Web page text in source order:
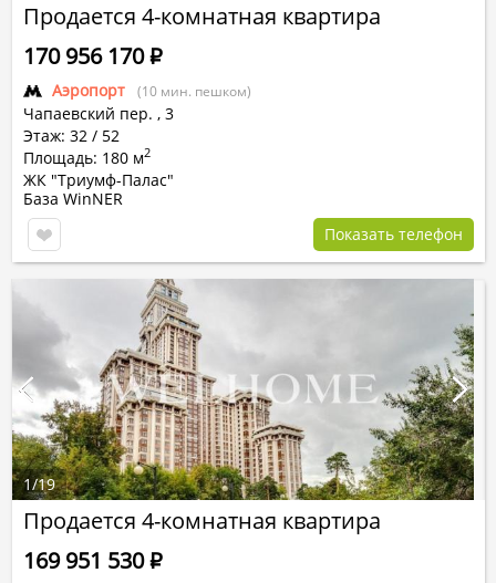
Продается 4-комнатная квартира
Аэропорт (10 мин. пешком)
Чапаевский пер. , 3
Этаж: 32 / 52
Площадь: 180 м2
ЖК "Триумф-Палас"
170 956 170Р
База WinNER
Показать телефон
Продается 4-комнатная квартира
169 951 530Р
1/19